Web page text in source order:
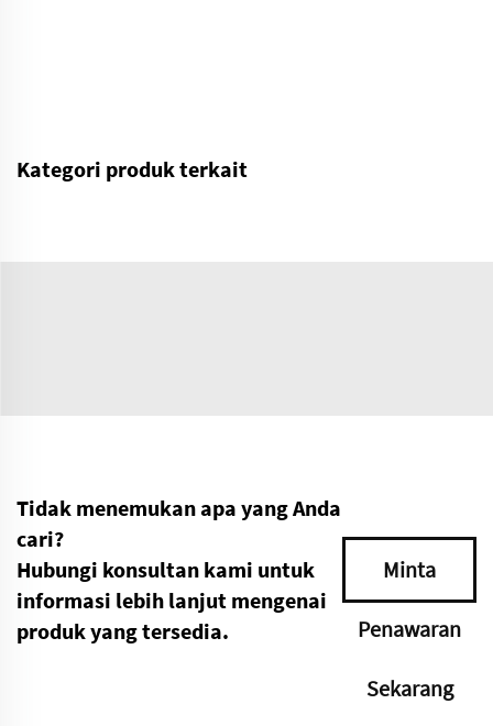
Kategori produk terkait
Tidak menemukan apa yang Anda
cari?
Hubungi konsultan kami untuk
informasi lebih lanjut mengenai
produk yang tersedia.
Minta
Penawaran
Sekarang